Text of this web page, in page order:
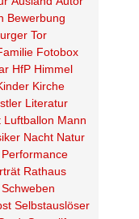
Bewerbung
Tor
Fotobox
HfP Himmel
Kirche
Literatur
Luftballon Mann
Nacht Natur
Performance
Rathaus
Schweben
Selbstauslöser